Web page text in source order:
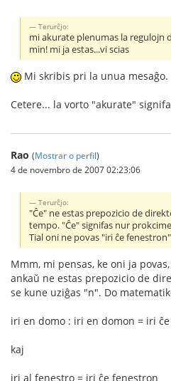
Terurĉjo:
mi akurate plenumas la regulojn
min! mi ja estas...vi scias
Mi skribis pri la unua mesaĝo.
Cetere... la vorto "akurate"
Rao (Mostrar o perfil)
4 de novembro de 2007 02:23:06
Terurĉjo:
"Ĉe" ne estas prepozicio de
tempo. "Ĉe" signifas nur
Tial oni ne povas "iri ĉe
Mmm, mi pensas, ke oni ja
ankaŭ ne estas prepozicio de
se kune uziĝas "n". Do
iri en domo : iri en domon = iri
kaj
iri al fenestro = iri ĉe fenestron